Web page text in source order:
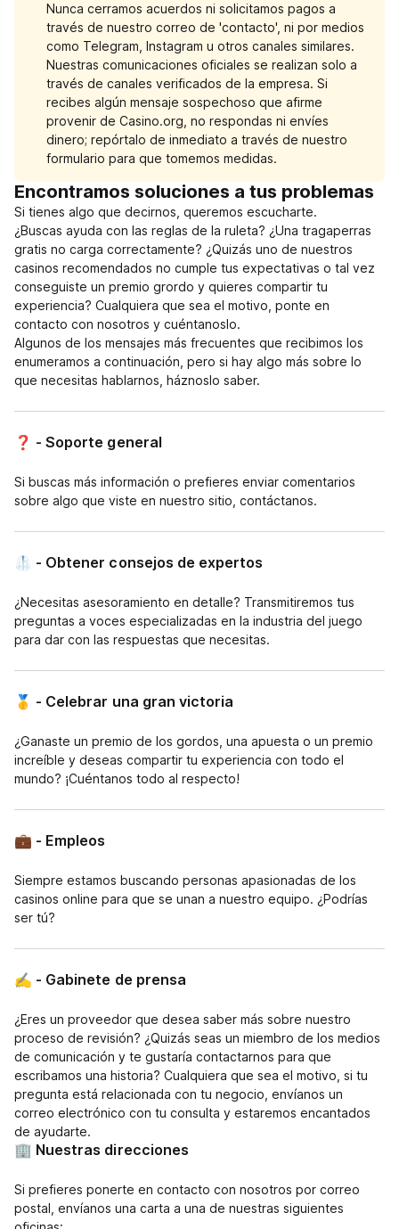
Nunca cerramos acuerdos ni solicitamos pagos a
través de nuestro correo de 'contacto', ni por medios
como Telegram, Instagram u otros canales similares.
Nuestras comunicaciones oficiales se realizan solo a
través de canales verificados de la empresa. Si
recibes algún mensaje sospechoso que afirme
provenir de Casino.org, no respondas ni envíes
dinero; repórtalo de inmediato a través de nuestro
formulario para que tomemos medidas.
Encontramos soluciones a tus problemas
Si tienes algo que decirnos, queremos escucharte.
¿Buscas ayuda con las reglas de la ruleta? ¿Una tragaperras
gratis no carga correctamente? ¿Quizás uno de nuestros
casinos recomendados no cumple tus expectativas o tal vez
conseguiste un premio grordo y quieres compartir tu
experiencia? Cualquiera que sea el motivo, ponte en
contacto con nosotros y cuéntanoslo.
Algunos de los mensajes más frecuentes que recibimos los
enumeramos a continuación, pero si hay algo más sobre lo
que necesitas hablarnos, háznoslo saber.
❓ - Soporte general
Si buscas más información o prefieres enviar comentarios
sobre algo que viste en nuestro sitio, contáctanos.
🥼 - Obtener consejos de expertos
¿Necesitas asesoramiento en detalle? Transmitiremos tus
preguntas a voces especializadas en la industria del juego
para dar con las respuestas que necesitas.
🥇 - Celebrar una gran victoria
¿Ganaste un premio de los gordos, una apuesta o un premio
increíble y deseas compartir tu experiencia con todo el
mundo? ¡Cuéntanos todo al respecto!
💼 - Empleos
Siempre estamos buscando personas apasionadas de los
casinos online para que se unan a nuestro equipo. ¿Podrías
ser tú?
✍ - Gabinete de prensa
¿Eres un proveedor que desea saber más sobre nuestro
proceso de revisión? ¿Quizás seas un miembro de los medios
de comunicación y te gustaría contactarnos para que
escribamos una historia? Cualquiera que sea el motivo, si tu
pregunta está relacionada con tu negocio, envíanos un
correo electrónico con tu consulta y estaremos encantados
de ayudarte.
🏢 Nuestras direcciones
Si prefieres ponerte en contacto con nosotros por correo
postal, envíanos una carta a una de nuestras siguientes